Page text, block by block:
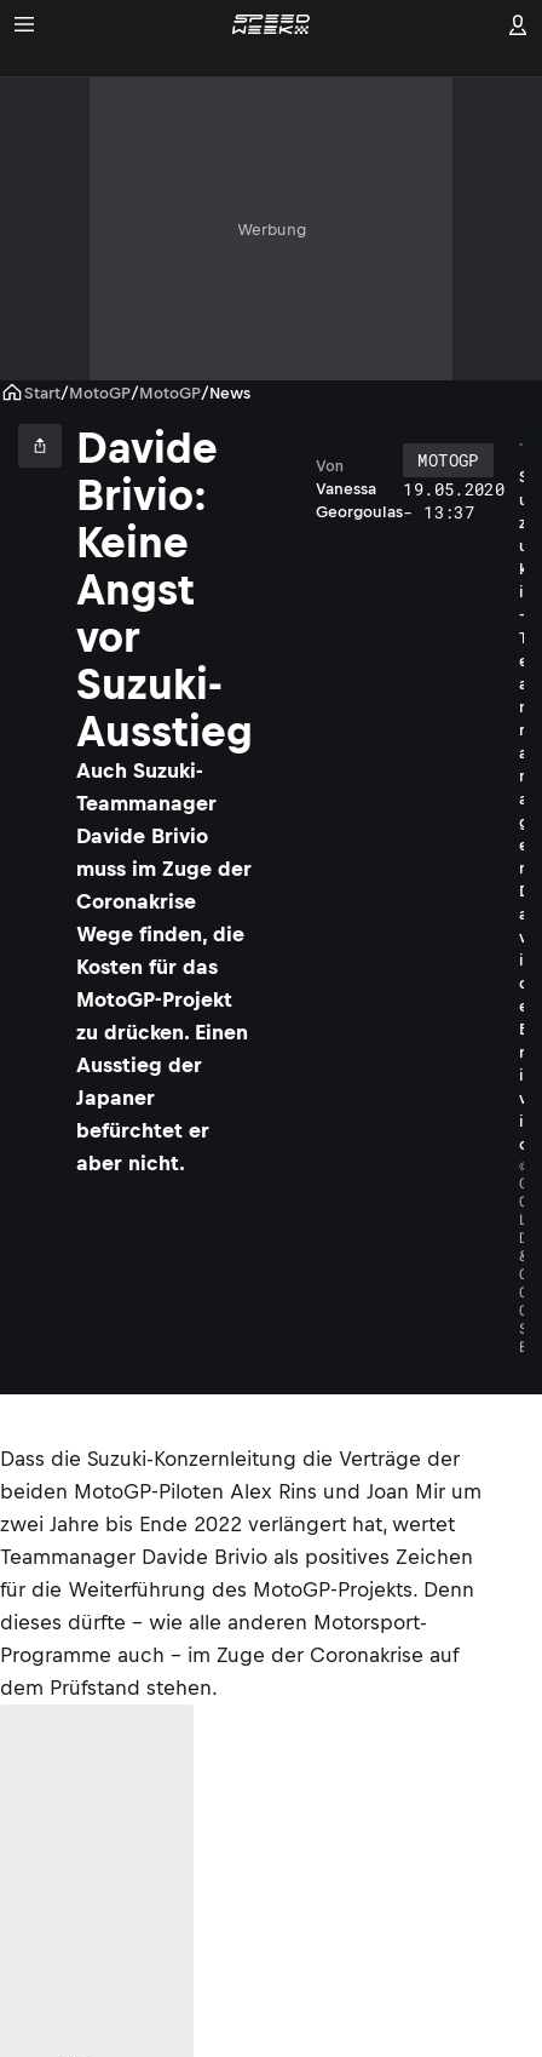
Werbung
Start/MotoGP/MotoGP/News
Davide
Brivio:
Keine
Angst
vor
Suzuki-
Ausstieg
Auch Suzuki-
Teammanager
Davide Brivio
muss im Zuge der
Coronakrise
Wege finden, die
Kosten für das
MotoGP-Projekt
zu drücken. Einen
Ausstieg der
Japaner
befürchtet er
aber nicht.
Vanessa
Georgoulas
Von
MOTOGP
19.05.2020
- 13:37
S
u
z
u
k
i
-
T
e
a
m
m
a
n
a
g
e
r
D
a
v
i
d
e
B
r
i
v
i
o
©
G
O
L
D
&
G
O
O
S
E
Dass die Suzuki-Konzernleitung die Verträge der
beiden MotoGP-Piloten Alex Rins und Joan Mir um
zwei Jahre bis Ende 2022 verlängert hat, wertet
Teammanager Davide Brivio als positives Zeichen
für die Weiterführung des MotoGP-Projekts. Denn
dieses dürfte – wie alle anderen Motorsport-
Programme auch – im Zuge der Coronakrise auf
dem Prüfstand stehen.